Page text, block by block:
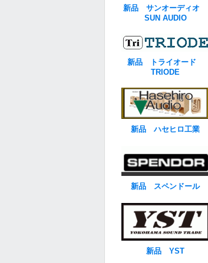
新品 サンオーディオ
SUN AUDIO
新品 トライオード
TRIODE
新品 ハセヒロ工業
新品 スペンドール
新品 YST